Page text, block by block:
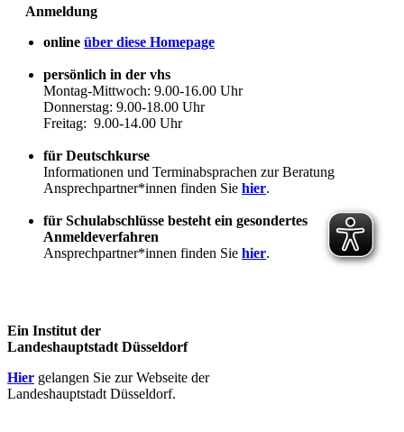
Anmeldung
online über diese Homepage
persönlich in der vhs
Montag-Mittwoch: 9.00-16.00 Uhr
Donnerstag: 9.00-18.00 Uhr
Freitag: 9.00-14.00 Uhr
für Deutschkurse
Informationen und Terminabsprachen zur Beratung
Ansprechpartner*innen finden Sie hier.
für Schulabschlüsse besteht ein gesondertes
Anmeldeverfahren
Ansprechpartner*innen finden Sie hier.
Ein Institut der
Landeshauptstadt Düsseldorf
Hier gelangen Sie zur Webseite der
Landeshauptstadt Düsseldorf.